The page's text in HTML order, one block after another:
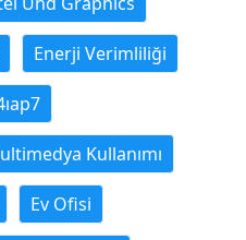
Enerji Verimliliği
Kullanımı
Ev Ofisi